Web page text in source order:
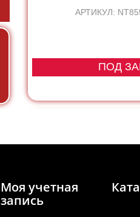
АРТИКУЛ:
ПОД
Моя учетная
запись